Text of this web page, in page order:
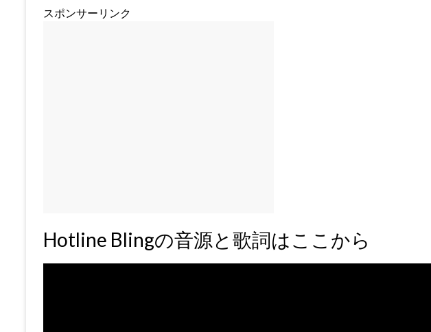
スポンサーリンク
Hotline Blingの音源と歌詞はここから